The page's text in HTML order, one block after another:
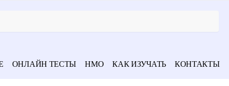
ОНЛАЙН ТЕСТЫ НМО КАК ИЗУЧАТЬ КОНТАКТЫ